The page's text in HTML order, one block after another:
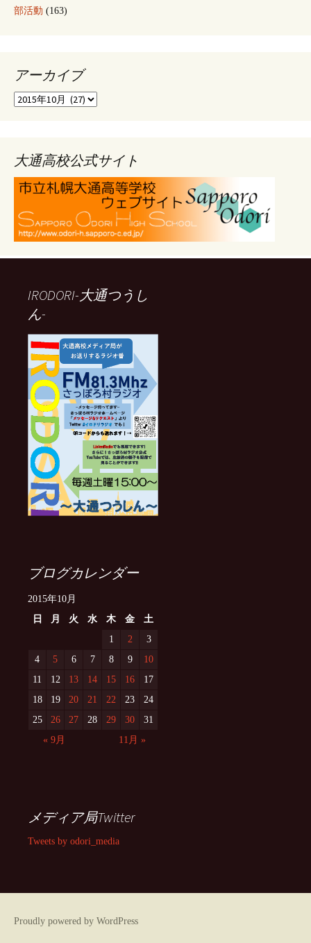
部活動 (163)
アーカイブ
ア
ブ
大通高校公式サイト
IRODORI-大通つうし
ん-
ブログカレンダー
2015年10月
日
月 火 水 木 金
土
1
2
3
4
5 6 7 8 9
10
11
12 13 14 15 16
17
18
19 20 21 22 23
24
25
26 27 28 29 30
31
« 9月
11月 »
メディア局Twitter
Tweets by odori_media
Proudly powered by WordPress